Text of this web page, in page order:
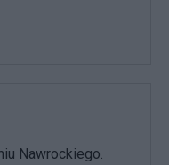
Nawrockiego.